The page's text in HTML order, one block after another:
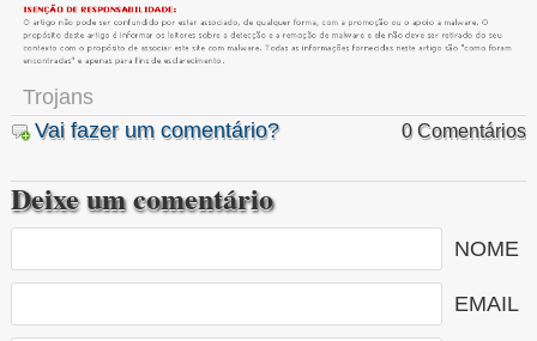
Trojans
Vai fazer um comentário?
0 Comentários
Deixe um comentário
NOME
EMAIL